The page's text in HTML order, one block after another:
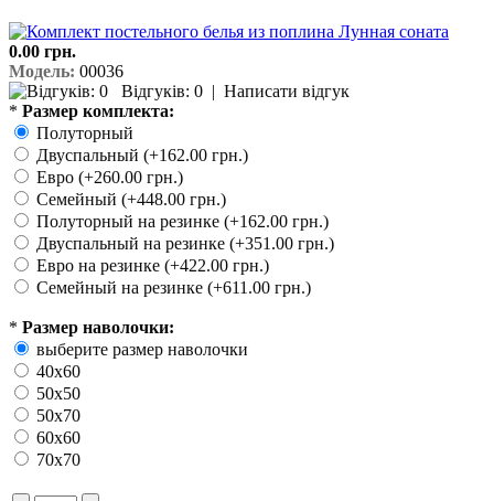
0.00 грн.
Модель: 00036
Відгуків: 0 | Написати відгук
* Размер комплекта:
Полуторный
Двуспальный (+162.00 грн.)
Евро (+260.00 грн.)
Семейный (+448.00 грн.)
Полуторный на резинке (+162.00 грн.)
Двуспальный на резинке (+351.00 грн.)
Евро на резинке (+422.00 грн.)
Семейный на резинке (+611.00 грн.)
* Размер наволочки:
выберите размер наволочки
40х60
50х50
50х70
60х60
70х70